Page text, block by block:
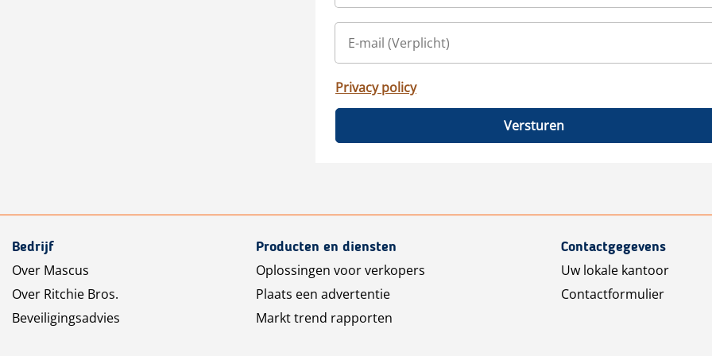
Privacy policy
Versturen
Bedrijf
Over Mascus
Over Ritchie Bros.
Beveiligingsadvies
Producten en diensten
Oplossingen voor verkopers
Plaats een advertentie
Markt trend rapporten
Contactgegevens
Uw lokale kantoor
Contactformulier